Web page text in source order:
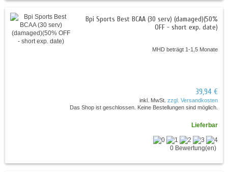
Bpi Sports Best BCAA (30 serv) (damaged)(50%
OFF - short exp. date)
MHD beträgt 1-1,5 Monate
39,94 €
inkl. MwSt. zzgl. Versandkosten
Das Shop ist geschlossen. Keine Bestellungen sind möglich.
Lieferbar
0 Bewertung(en)